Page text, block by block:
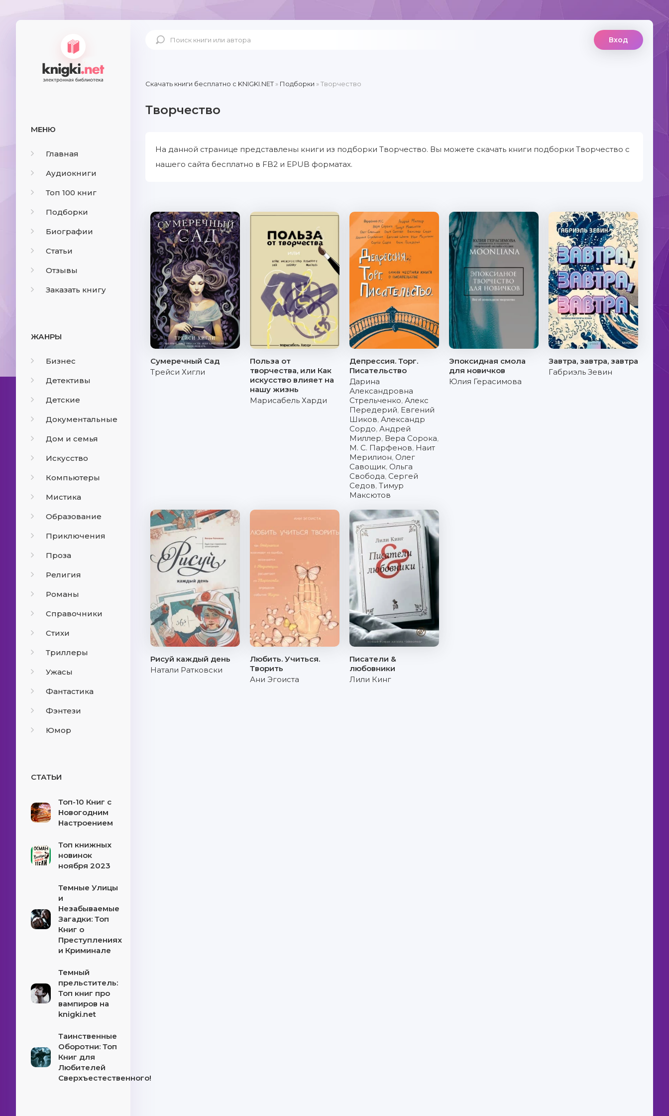
МЕНЮ
Главная
Аудиокниги
Топ 100 книг
Подборки
Биографии
Статьи
Отзывы
Заказать книгу
ЖАНРЫ
Бизнес
Детективы
Детские
Документальные
Дом и семья
Искусство
Компьютеры
Мистика
Образование
Приключения
Проза
Религия
Романы
Справочники
Стихи
Триллеры
Ужасы
Фантастика
Фэнтези
Юмор
СТАТЬИ
Топ-10 Книг с
Новогодним
Настроением
Топ книжных
новинок
ноября 2023
Темные Улицы
и
Незабываемые
Загадки: Топ
Книг о
Преступлениях
и Криминале
Темный
прельститель:
Топ книг про
вампиров на
knigki.net
Таинственные
Оборотни: Топ
Книг для
Любителей
Сверхъестественного!
Вход
Скачать книги бесплатно c KNIGKI.NET» Подборки » Творчество
Творчество
На данной странице представлены книги из подборки Творчество. Вы можете скачать книги подборки Творчество с
нашего сайта бесплатно в FB2 и EPUB форматах.
Сумеречный Сад
Трейси Хигли
Польза от
творчества, или Как
искусство влияет на
нашу жизнь
Марисабель Харди
Депрессия. Торг.
Писательство
Дарина
Александровна
Стрельченко, Алекс
Передерий, Евгений
Шиков, Александр
Сордо, Андрей
Миллер, Вера Сорока,
М. С. Парфенов, Наит
Мерилион, Олег
Савощик, Ольга
Свобода, Сергей
Седов, Тимур
Максютов
Эпоксидная смола
для новичков
Юлия Герасимова
Завтра, завтра, завтра
Габриэль Зевин
Рисуй каждый день
Натали Ратковски
Любить. Учиться.
Творить
Ани Эгоиста
Писатели &
любовники
Лили Кинг